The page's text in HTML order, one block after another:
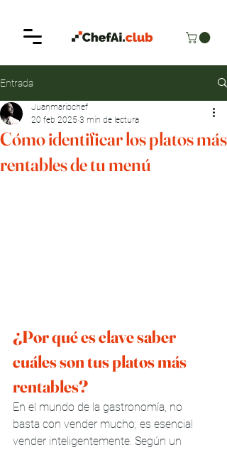
Entrada
Cómo identificar los platos más
rentables de tu menú
Juanmariochef
20 feb 2025 3 min de lectura
¿Por qué es clave saber
cuáles son tus platos más
rentables?
En el mundo de la gastronomía, no
basta con vender mucho; es esencial
vender inteligentemente. Según un